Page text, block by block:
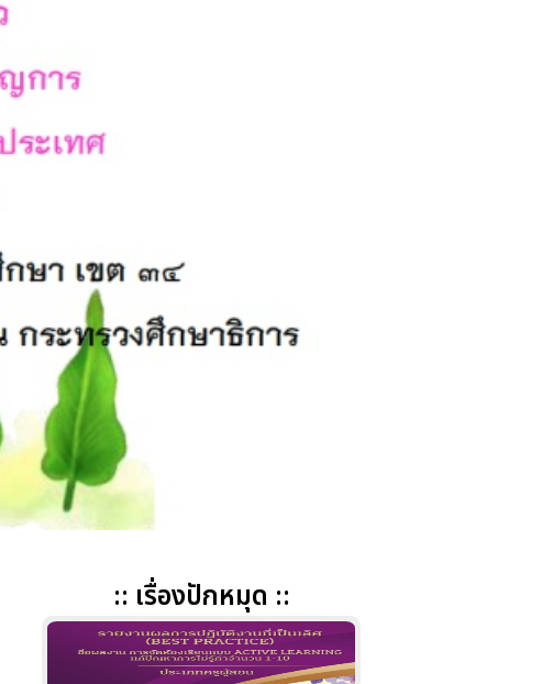
:: เรื่องปักหมุด ::